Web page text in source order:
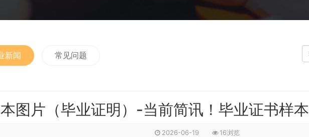
新闻 常见问题
图片（毕业证明）-当前简讯！毕业证书样本
2026-06-19 16浏览